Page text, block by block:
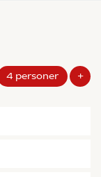
4 personer +